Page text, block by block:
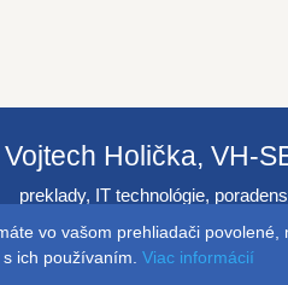
Vojtech Holička, VH-
preklady, IT technológie,
© 2026 http://www.vhservice.com
vo vašom prehliadači
ich používaním. Viac informácií